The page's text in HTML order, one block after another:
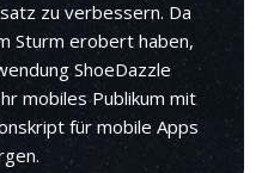
zu verbessern. Da
Sturm erobert haben,
ShoeDazzle
mobiles Publikum mit
für mobile Apps